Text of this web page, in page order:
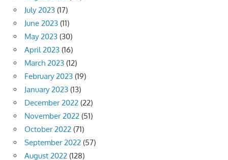
July 2023 (17)
June 2023 (11)
May 2023 (30)
April 2023 (16)
March 2023 (12)
February 2023 (19)
January 2023 (13)
December 2022 (22)
November 2022 (51)
October 2022 (71)
September 2022 (57)
August 2022 (128)